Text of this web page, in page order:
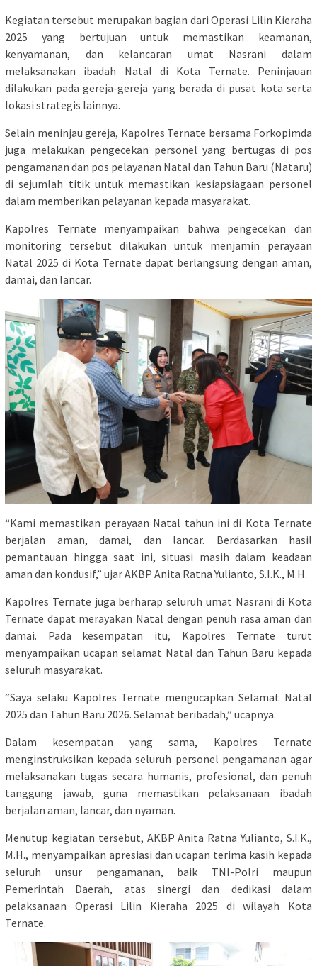
Kegiatan tersebut merupakan bagian dari Operasi Lilin Kieraha
2025 yang bertujuan untuk memastikan keamanan,
kenyamanan, dan kelancaran umat Nasrani dalam
melaksanakan ibadah Natal di Kota Ternate. Peninjauan
dilakukan pada gereja-gereja yang berada di pusat kota serta
lokasi strategis lainnya.
Selain meninjau gereja, Kapolres Ternate bersama Forkopimda
juga melakukan pengecekan personel yang bertugas di pos
pengamanan dan pos pelayanan Natal dan Tahun Baru (Nataru)
di sejumlah titik untuk memastikan kesiapsiagaan personel
dalam memberikan pelayanan kepada masyarakat.
Kapolres Ternate menyampaikan bahwa pengecekan dan
monitoring tersebut dilakukan untuk menjamin perayaan
Natal 2025 di Kota Ternate dapat berlangsung dengan aman,
damai, dan lancar.
“Kami memastikan perayaan Natal tahun ini di Kota Ternate
berjalan aman, damai, dan lancar. Berdasarkan hasil
pemantauan hingga saat ini, situasi masih dalam keadaan
aman dan kondusif,” ujar AKBP Anita Ratna Yulianto, S.I.K., M.H.
Kapolres Ternate juga berharap seluruh umat Nasrani di Kota
Ternate dapat merayakan Natal dengan penuh rasa aman dan
damai. Pada kesempatan itu, Kapolres Ternate turut
menyampaikan ucapan selamat Natal dan Tahun Baru kepada
seluruh masyarakat.
“Saya selaku Kapolres Ternate mengucapkan Selamat Natal
2025 dan Tahun Baru 2026. Selamat beribadah,” ucapnya.
Dalam kesempatan yang sama, Kapolres Ternate
menginstruksikan kepada seluruh personel pengamanan agar
melaksanakan tugas secara humanis, profesional, dan penuh
tanggung jawab, guna memastikan pelaksanaan ibadah
berjalan aman, lancar, dan nyaman.
Menutup kegiatan tersebut, AKBP Anita Ratna Yulianto, S.I.K.,
M.H., menyampaikan apresiasi dan ucapan terima kasih kepada
seluruh unsur pengamanan, baik TNI-Polri maupun
Pemerintah Daerah, atas sinergi dan dedikasi dalam
pelaksanaan Operasi Lilin Kieraha 2025 di wilayah Kota
Ternate.